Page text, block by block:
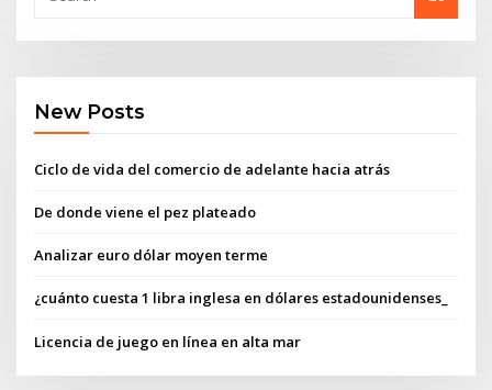
New Posts
Ciclo de vida del comercio de adelante hacia atrás
De donde viene el pez plateado
Analizar euro dólar moyen terme
¿cuánto cuesta 1 libra inglesa en dólares estadounidenses_
Licencia de juego en línea en alta mar